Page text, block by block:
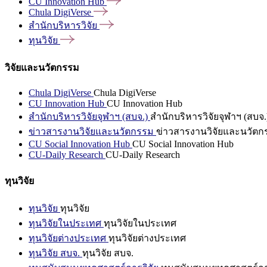
Chula DigiVerse
สำนักบริหารวิจัย
ทุนวิจัย
วิจัยและนวัตกรรม
Chula DigiVerse Chula DigiVerse
CU Innovation Hub CU Innovation Hub
สำนักบริหารวิจัยจุฬาฯ (สบจ.) สำนักบริหารวิจัยจุฬาฯ (สบจ
ข่าวสารงานวิจัยและนวัตกรรม ข่าวสารงานวิจัยและนวัตก
CU Social Innovation Hub CU Social Innovation Hub
CU-Daily Research CU-Daily Research
ทุนวิจัย
ทุนวิจัย ทุนวิจัย
ทุนวิจัยในประเทศ ทุนวิจัยในประเทศ
ทุนวิจัยต่างประเทศ ทุนวิจัยต่างประเทศ
ทุนวิจัย สบจ. ทุนวิจัย สบจ.